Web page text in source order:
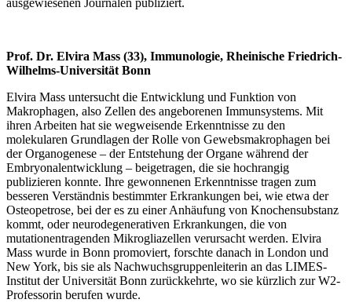
ausgewiesenen Journalen publiziert.
Prof. Dr. Elvira Mass (33), Immunologie, Rheinische Friedrich-
Wilhelms-Universität Bonn
Elvira Mass untersucht die Entwicklung und Funktion von
Makrophagen, also Zellen des angeborenen Immunsystems. Mit
ihren Arbeiten hat sie wegweisende Erkenntnisse zu den
molekularen Grundlagen der Rolle von Gewebsmakrophagen bei
der Organogenese – der Entstehung der Organe während der
Embryonalentwicklung – beigetragen, die sie hochrangig
publizieren konnte. Ihre gewonnenen Erkenntnisse tragen zum
besseren Verständnis bestimmter Erkrankungen bei, wie etwa der
Osteopetrose, bei der es zu einer Anhäufung von Knochensubstanz
kommt, oder neurodegenerativen Erkrankungen, die von
mutationentragenden Mikrogliazellen verursacht werden. Elvira
Mass wurde in Bonn promoviert, forschte danach in London und
New York, bis sie als Nachwuchsgruppenleiterin an das LIMES-
Institut der Universität Bonn zurückkehrte, wo sie kürzlich zur W2-
Professorin berufen wurde.